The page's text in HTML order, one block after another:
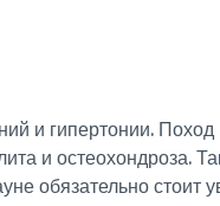
и гипертонии.
и остеохондроза.
обязательно